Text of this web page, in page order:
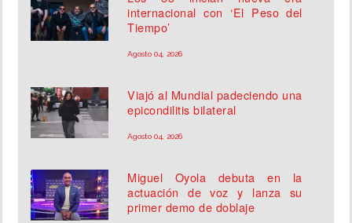
internacional con ‘El Peso del
Tiempo’
Agosto 04, 2026
Viajó al Mundial padeciendo una
epicondilitis bilateral
Agosto 04, 2026
Miguel Oyola debuta en la
actuación de voz y lanza su
primer demo de doblaje